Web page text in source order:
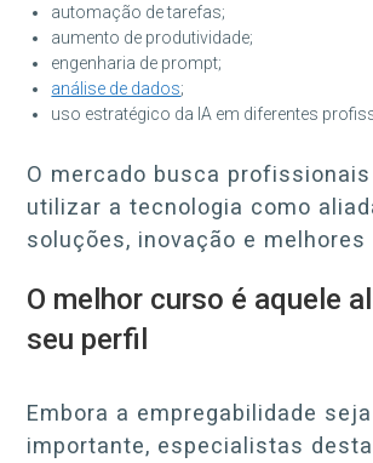
automação de tarefas;
aumento de produtividade;
engenharia de prompt;
análise de dados;
uso estratégico da IA em diferentes
O mercado busca
utilizar a tecnologia como
soluções, inovação e melhores
O melhor curso é aquele
seu perfil
Embora a empregabilidade
importante, especialistas